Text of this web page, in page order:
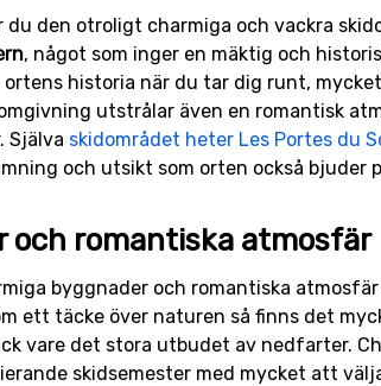
den otroligt charmiga och vackra
, något som inger en mäktig och
ortens historia när du tar dig runt,
utstrålar även en romantisk
Själva skidområdet heter Les Portes du
och utsikt som orten också bjuder
och romantiska atmosfär
byggnader och romantiska atmosfär
ett täcke över naturen så finns det
vare det stora utbudet av nedfarter.
skidsemester med mycket att